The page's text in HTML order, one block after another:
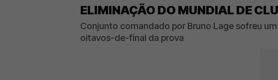
ELIMINAÇÃO DO MUNDIAL DE
Conjunto comandado por Bruno Lage sofreu
oitavos-de-final da prova